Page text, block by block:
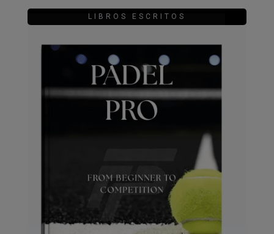
LIBROS ESCRITOS